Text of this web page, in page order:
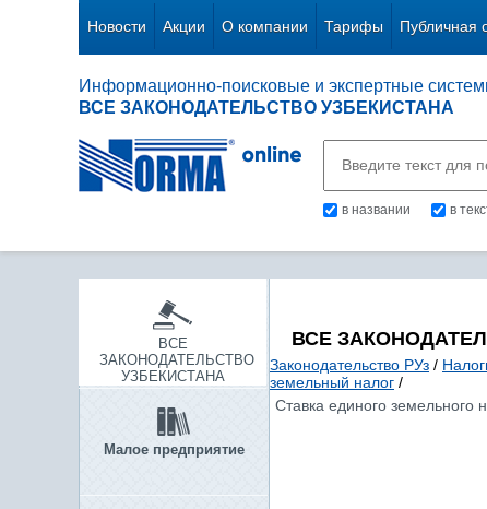
Новости Акции О компании Тарифы Публичная
Информационно-поисковые и экспертные
ВСЕ ЗАКОНОДАТЕЛЬСТВО УЗБЕКИСТАНА
в названии в
ВСЕ
ЗАКОНОДАТЕЛЬСТВО
УЗБЕКИСТАНА
Малое предприятие
ВСЕ
Законодательство РУз /
земельный налог /
Ставка единого